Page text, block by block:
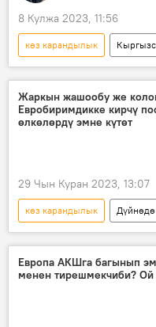
8 Кулжа 2023, 11:56
көз карандылык
Борбор Азия
саммит
кызыкчылык
Россия
Жаркын жашообу же
Евробиримдикке кирчү
өлкөлөрдү эмне күтөт
29 Чын Куран 2023, 13:07
көз карандылык
Дүйнөдө
Евробиримдик
Германия
Польша
Экономика
Европа АКШга багынып
менен тирешмекчиби? Ой